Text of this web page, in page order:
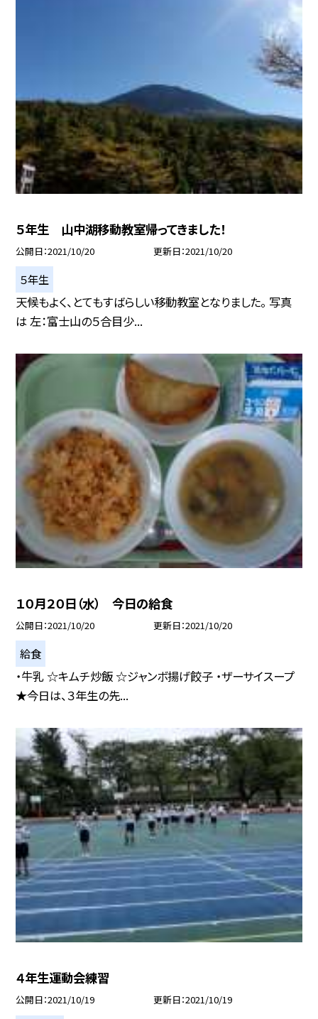
５年生 山中湖移動教室帰ってきました！
公開日 2021/10/20 更新日 2021/10/20
５年生
天候もよく、とてもすばらしい移動教室となりました。 写真
は 左：富士山の５合目少...
１０月２０日（水） 今日の給食
公開日 2021/10/20 更新日 2021/10/20
給食
・牛乳 ☆キムチ炒飯 ☆ジャンボ揚げ餃子 ・ザーサイスープ
★今日は、３年生の先...
４年生運動会練習
公開日 2021/10/19 更新日 2021/10/19